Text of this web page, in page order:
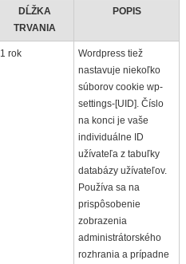
DĹŽKA
TRVANIA
POPIS
1 rok
Wordpress tiež
nastavuje niekoľko
súborov cookie wp-
settings-[UID]. Číslo
na konci je vaše
individuálne ID
užívateľa z tabuľky
databázy užívateľov.
Používa sa na
prispôsobenie
zobrazenia
administrátorského
rozhrania a prípadne